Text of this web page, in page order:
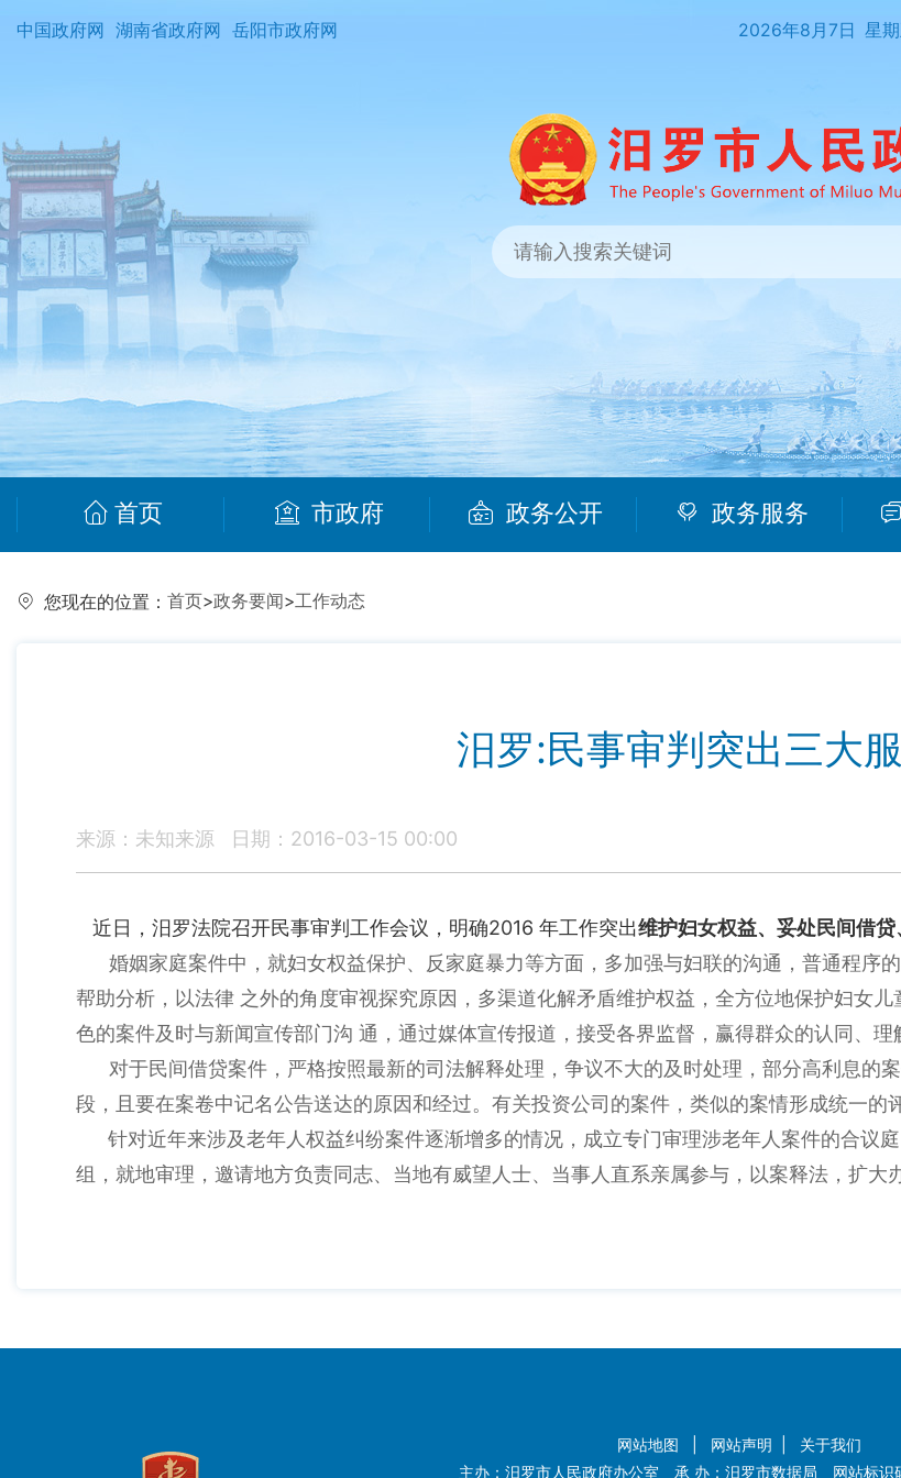
中国政府网 湖南省政府网 岳阳市政府网 2026年8月7日 星
首页 市政府 政务公开 政务服务
您现在的位置： 首页>政务要闻>工作动态
汨罗:民事审判突出三大
来源：未知来源 日期：2016-03-15 00:00
近日，汨罗法院召开民事审判工作会议，明确2016 年工作突出维护妇女权益、妥处民间借
婚姻家庭案件中，就妇女权益保护、反家庭暴力等方面，多加强与妇联的沟通，普通程序
帮助分析，以法律 之外的角度审视探究原因，多渠道化解矛盾维护权益，全方位地保护妇女
色的案件及时与新闻宣传部门沟 通，通过媒体宣传报道，接受各界监督，赢得群众的认同、理
对于民间借贷案件，严格按照最新的司法解释处理，争议不大的及时处理，部分高利息的
段，且要在案卷中记名公告送达的原因和经过。有关投资公司的案件，类似的案情形成统一的
针对近年来涉及老年人权益纠纷案件逐渐增多的情况，成立专门审理涉老年人案件的合议
组，就地审理，邀请地方负责同志、当地有威望人士、当事人直系亲属参与，以案释法，扩大
网站地图 网站声明
关于我们
主办：汨罗市人民政府办公室 承 办：汨罗市数据局 网站标识